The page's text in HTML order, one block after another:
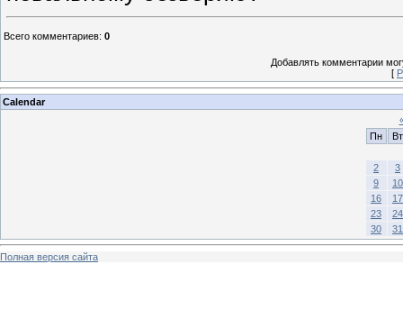
Всего комментариев: 0
Добавлять комментарии
[
Calendar
Пн
Вт
2
3
9
10
16
17
23
24
30
31
Полная версия сайта